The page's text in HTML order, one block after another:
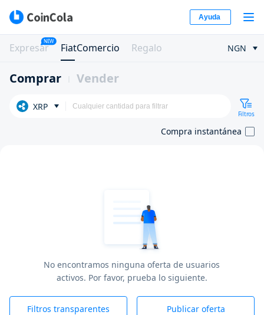
Ayuda
Expresar
NEW
FiatComercio Regalo NGN
Comprar Vender
XRP
Filtros
Compra instantánea
No encontramos ninguna oferta de usuarios
activos. Por favor, prueba lo siguiente.
Filtros transparentes Publicar oferta